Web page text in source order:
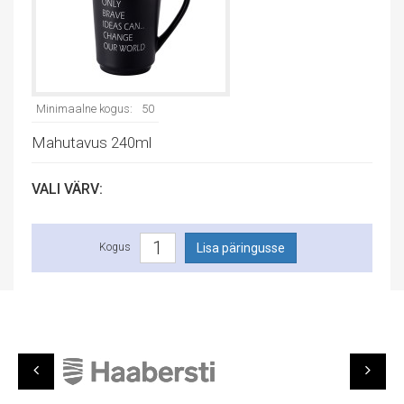
Minimaalne kogus: 50
Mahutavus 240ml
VALI VÄRV:
Kogus